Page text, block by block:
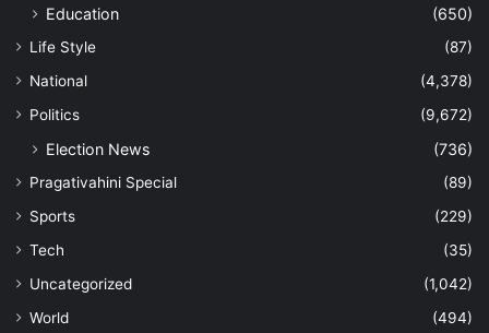
Education
(650)
Life Style
(87)
National
(4,378)
Politics
(9,672)
Election News (736)
Pragativahini Special
(89)
Sports
(229)
Tech
(35)
Uncategorized
(1,042)
World
(494)